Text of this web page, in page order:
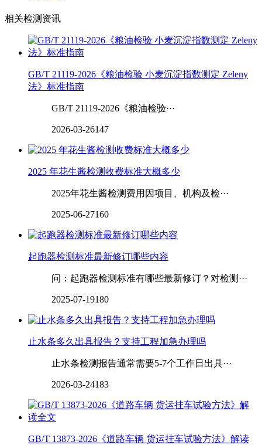
相关检测资讯
GB/T 21119-2026《粮油检验 小麦沉淀指数测定 Zeleny
法》标准指南
GB/T 21119-2026《粮油检验···
2026-03-26147
2025 年花生酱检测收费标准大概多少
2025年花生酱检测费用因项目、机构及检···
2025-06-27160
起跑器检测标准最新修订哪些内容
问：起跑器检测标准有哪些最新修订？对检测···
2025-07-19180
止水条多久出具报告？支持工程加急办理吗
止水条检测报告通常需要5-7个工作日出具···
2026-03-24183
GB/T 13873-2026《道路车辆 货运挂车试验方法》解读